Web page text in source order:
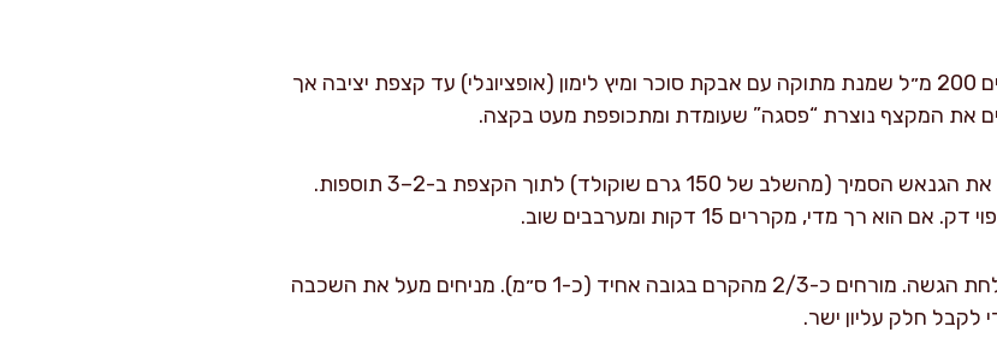
מקציפים קרם: בקערת מיקסר מקציפים 200 מ״ל שמנת מתוקה עם אבקת סוכר ומיץ לימון (אופציונלי) עד קצפת יציבה אך
את המקצף נוצרת “פסגה” שעומדת ומתכופפת מעט בקצה.
מאחדים את הקרם: מקפלים בעדינות את הגנאש הסמיך (מהשלב של 150 גרם שוקולד) לתוך הקצפת ב-2–3 תוספות.
רך מדי, מקררים 15 דקות ומערבבים שוב.
הרכבה: מניחים שכבה ראשונה על צלחת הגשה. מורחים כ-2/3 מהקרם בגובה אחיד (כ-1 ס״מ). מניחים מעל את השכבה
חלק עליון ישר.